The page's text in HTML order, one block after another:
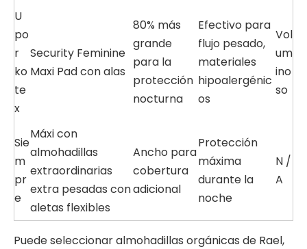
U
po
r
ko
te
x
Security Feminine
Maxi Pad con alas
80% más
grande
para la
protección
nocturna
Efectivo para
flujo pesado,
materiales
hipoalergénic
os
Vol
um
ino
so
Sie
m
pr
e
Máxi con
almohadillas
extraordinarias
extra pesadas con
aletas flexibles
Ancho para
cobertura
adicional
Protección
máxima
durante la
noche
N /
A
Puede seleccionar almohadillas orgánicas de Rael,